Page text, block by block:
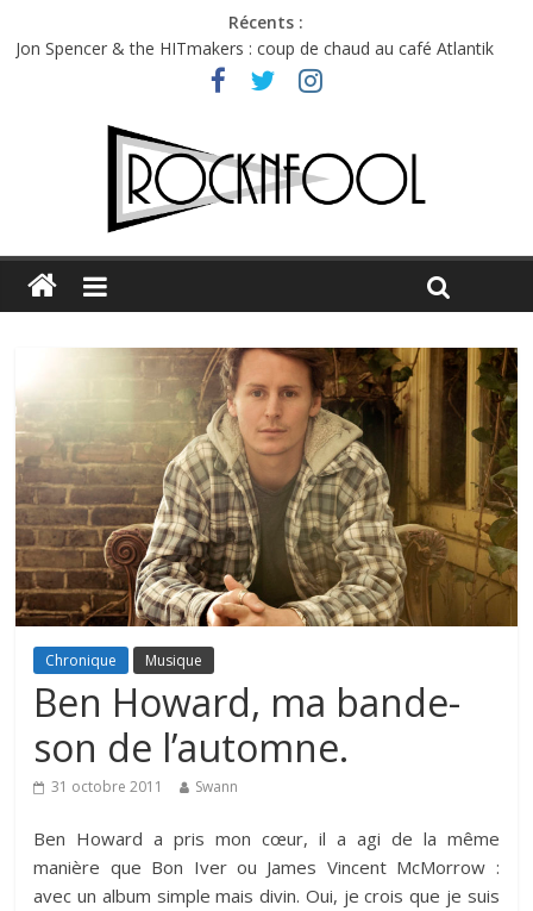
Récents :
Jon Spencer & the HITmakers : coup de chaud au café Atlantik
Hellfest 2026 vendredi : température et émotions en hausse
Hellfest 2026 jeudi : impossible de choisir entre chaleur et bonne
Première édition du Midgard Festival : entre bière, métal et
Charlie Puth à l’Olympia : la leçon de pop du Professeur Puth
Chronique Musique
Ben Howard, ma bande-
son de l’automne.
31 octobre 2011 Swann
Ben Howard a pris mon cœur, il a agi de la même
manière que Bon Iver ou James Vincent McMorrow :
avec un album simple mais divin. Oui, je crois que je suis